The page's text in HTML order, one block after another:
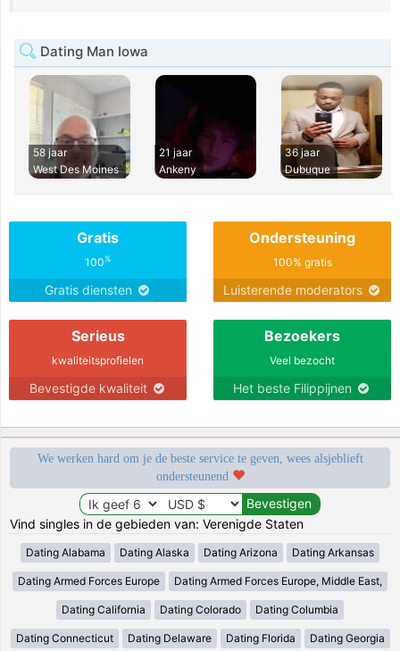
Dating Man Iowa
58 jaar
West Des Moines
21 jaar
Ankeny
36 jaar
Dubuque
Gratis
100%
Gratis diensten
Ondersteuning
100% gratis
Luisterende moderators
Serieus
kwaliteitsprofielen
Bevestigde kwaliteit
Bezoekers
Veel bezocht
Het beste Filippijnen
We werken hard om je de beste service te geven, wees alsjeblieft
ondersteunend
Vind singles in de gebieden van: Verenigde Staten
Dating Alabama Dating Alaska Dating Arizona Dating Arkansas
Dating Armed Forces Europe Dating Armed Forces Europe, Middle East,
Dating California Dating Colorado Dating Columbia
Dating Connecticut Dating Delaware Dating Florida Dating Georgia